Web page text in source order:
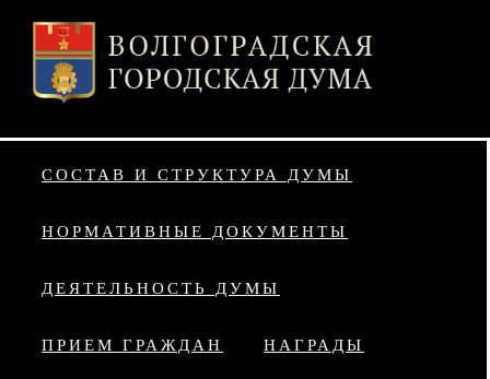
СОСТАВ И СТРУКТУРА ДУМЫ
НОРМАТИВНЫЕ ДОКУМЕНТЫ
ДЕЯТЕЛЬНОСТЬ ДУМЫ
ПРИЕМ ГРАЖДАН НАГРАДЫ